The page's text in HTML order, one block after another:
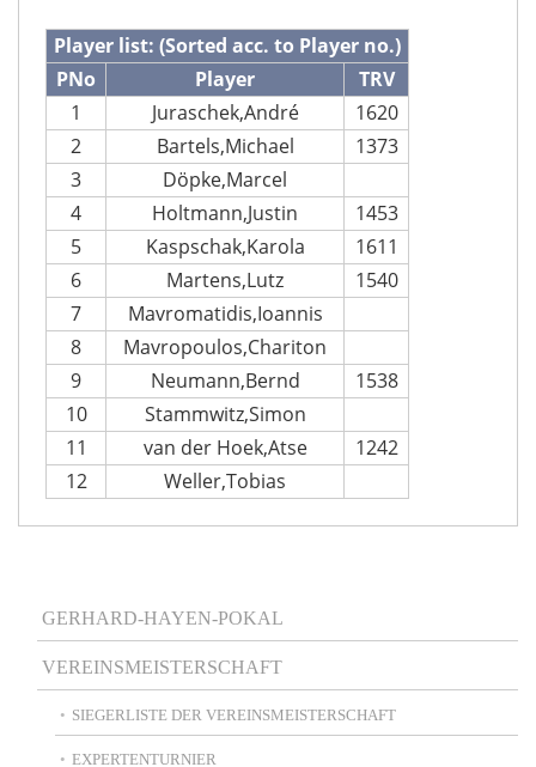
Player list: (Sorted acc. to Player no.)
PNo
Player
TRV
1
Juraschek,André
1620
2
Bartels,Michael
1373
3
Döpke,Marcel
4
Holtmann,Justin
1453
5
Kaspschak,Karola
1611
6
Martens,Lutz
1540
7
Mavromatidis,Ioannis
8
Mavropoulos,Chariton
9
Neumann,Bernd
1538
10
Stammwitz,Simon
11
van der Hoek,Atse
1242
12
Weller,Tobias
Main
navigation
GERHARD-HAYEN-POKAL
VEREINSMEISTERSCHAFT
SIEGERLISTE DER VEREINSMEISTERSCHAFT
EXPERTENTURNIER